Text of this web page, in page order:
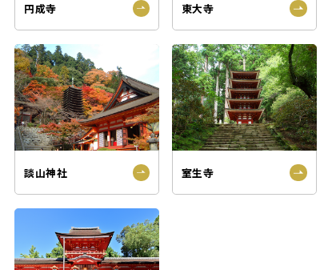
円成寺 東大寺
談山神社 室生寺